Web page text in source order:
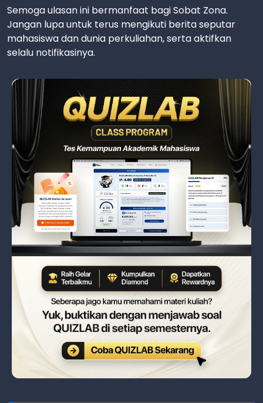
Semoga ulasan ini bermanfaat bagi Sobat Zona.
Jangan lupa untuk terus mengikuti berita seputar
mahasiswa dan dunia perkuliahan, serta aktifkan
selalu notifikasinya.